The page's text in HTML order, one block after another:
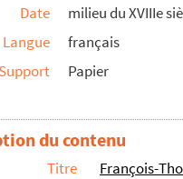
de la campagne
Date
milieu du XVIIIe
Langue
français
Support
Papier
du contenu
Titre François-